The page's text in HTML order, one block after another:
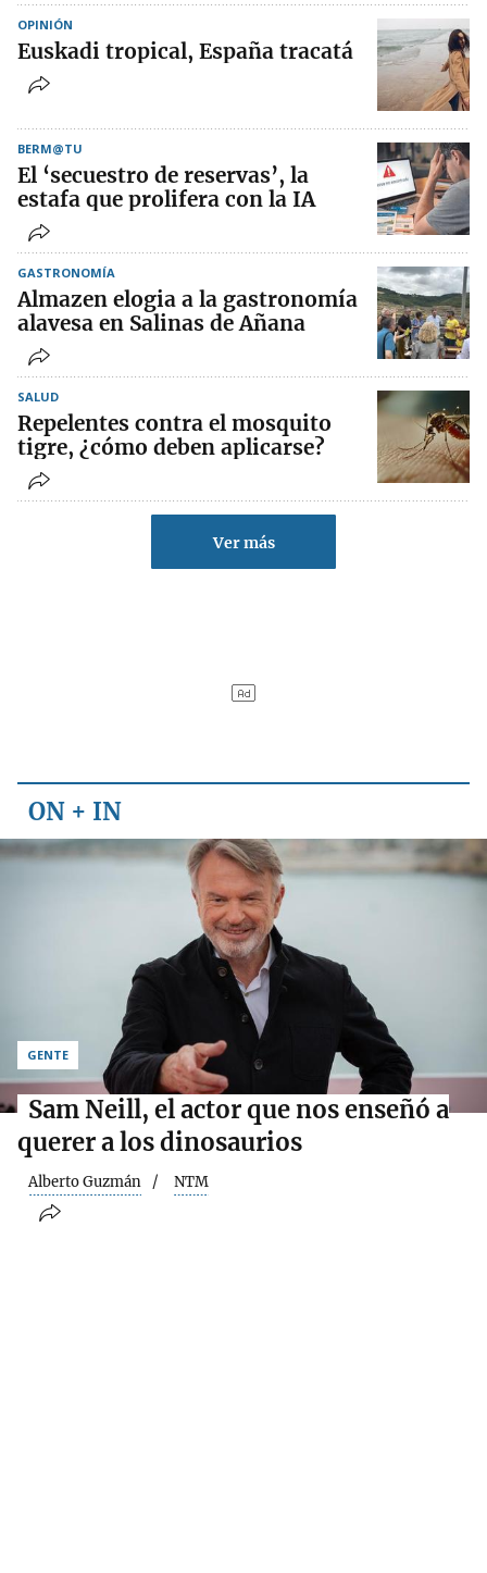
OPINIÓN
Euskadi tropical, España tracatá
BERM@TU
El ‘secuestro de reservas’, la
estafa que prolifera con la IA
GASTRONOMÍA
Almazen elogia a la gastronomía
alavesa en Salinas de Añana
SALUD
Repelentes contra el mosquito
tigre, ¿cómo deben aplicarse?
Ver más
ON + IN
GENTE
Sam Neill, el actor que nos enseñó a
querer a los dinosaurios
Alberto Guzmán NTM